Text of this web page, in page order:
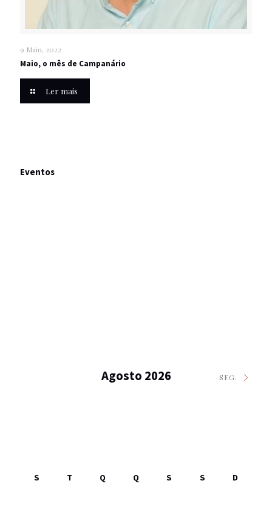
9 Maio, 2022
Maio, o mês de Campanário
Ler mais
Eventos
Agosto 2026 SEG.
S T Q Q S S D